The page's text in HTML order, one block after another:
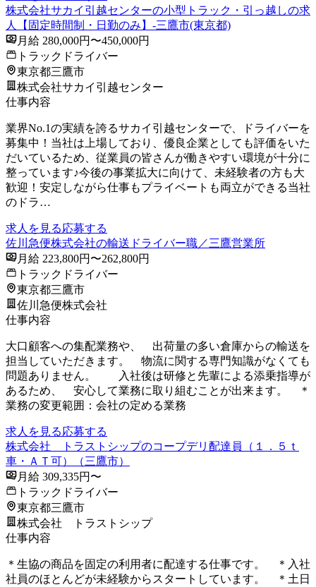
株式会社サカイ引越センターの小型トラック・引っ越しの求
人【固定時間制・日勤のみ】-三鷹市(東京都)
月給 280,000円〜450,000円
トラックドライバー
東京都三鷹市
株式会社サカイ引越センター
仕事内容
業界No.1の実績を誇るサカイ引越センターで、ドライバーを
募集中！当社は上場しており、優良企業としても評価をいた
だいているため、従業員の皆さんが働きやすい環境が十分に
整っています♪今後の事業拡大に向けて、未経験者の方も大
歓迎！安定しながら仕事もプライベートも両立ができる当社
のドラ…
求人を見る応募する
佐川急便株式会社の輸送ドライバー職／三鷹営業所
月給 223,800円〜262,800円
トラックドライバー
東京都三鷹市
佐川急便株式会社
仕事内容
大口顧客への集配業務や、 出荷量の多い倉庫からの輸送を
担当していただきます。 物流に関する専門知識がなくても
問題ありません。 入社後は研修と先輩による添乗指導が
あるため、 安心して業務に取り組むことが出来ます。 ＊
業務の変更範囲：会社の定める業務
求人を見る応募する
株式会社 トラストシップのコープデリ配達員（１．５ｔ
車・ＡＴ可）（三鷹市）
月給 309,335円〜
トラックドライバー
東京都三鷹市
株式会社 トラストシップ
仕事内容
＊生協の商品を固定の利用者に配達する仕事です。 ＊入社
社員のほとんどが未経験からスタートしています。 ＊土日